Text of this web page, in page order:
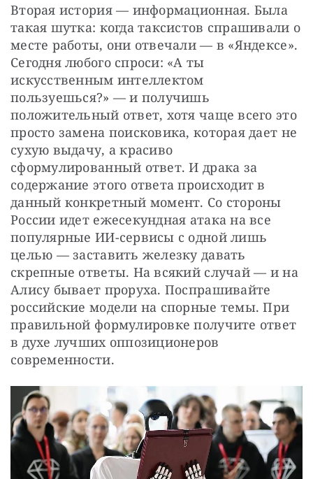
Вторая история — информационная. Была
такая шутка: когда таксистов спрашивали о
месте работы, они отвечали — в «Яндексе».
Сегодня любого спроси: «А ты
искусственным интеллектом
пользуешься?» — и получишь
положительный ответ, хотя чаще всего это
просто замена поисковика, которая дает не
сухую выдачу, а красиво
сформулированный ответ. И драка за
содержание этого ответа происходит в
данный конкретный момент. Со стороны
России идет ежесекундная атака на все
популярные ИИ-сервисы с одной лишь
целью — заставить железку давать
скрепные ответы. На всякий случай — и на
Алису бывает проруха. Поспрашивайте
российские модели на спорные темы. При
правильной формулировке получите ответ
в духе лучших оппозиционеров
современности.